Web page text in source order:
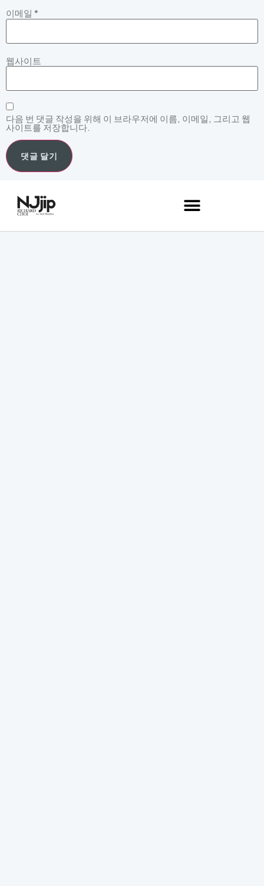
이메일 *
웹사이트
다음 번 댓글 작성을 위해 이 브라우저에 이름, 이메일, 그리고 웹
사이트를 저장합니다.